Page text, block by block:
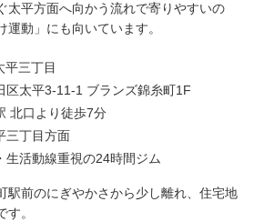
太平方面へ向かう流れで寄りやすいの
動」にも向いています。
平三丁目
区太平3-11-1 ブランズ錦糸町1F
北口より徒歩7分
三丁目方面
生活動線重視の24時間ジム
駅前のにぎやかさから少し離れ、住宅地
。